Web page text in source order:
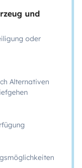
und
oder
Alternativen